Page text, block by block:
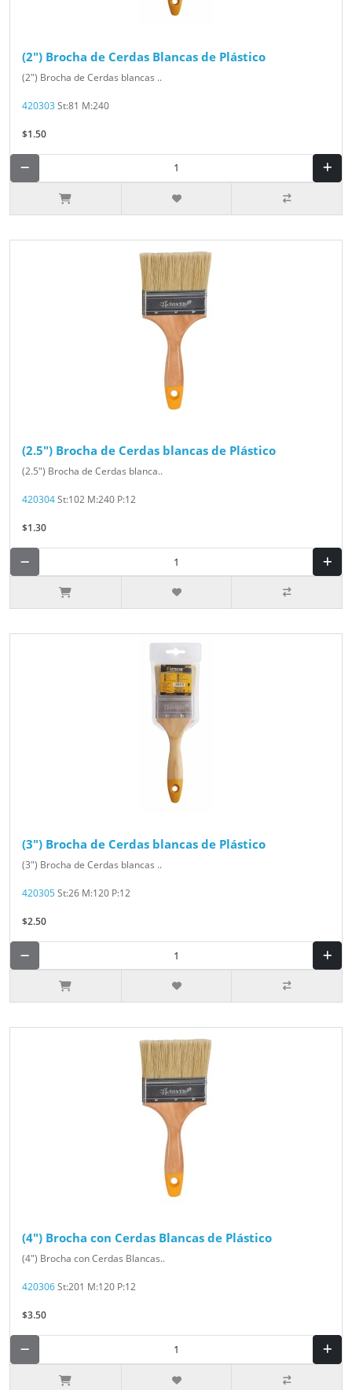
(2") Brocha de Cerdas Blancas de Plástico
(2") Brocha de Cerdas blancas ..
420303St:81 M:240
$1.50
(2.5") Brocha de Cerdas blancas de Plástico
(2.5") Brocha de Cerdas blanca..
420304St:102 M:240 P:12
$1.30
(3") Brocha de Cerdas blancas de Plástico
(3") Brocha de Cerdas blancas ..
420305St:26 M:120 P:12
$2.50
(4") Brocha con Cerdas Blancas de Plástico
(4") Brocha con Cerdas Blancas..
420306St:201 M:120 P:12
$3.50